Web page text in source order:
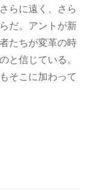
らに遠く、さら
だ。アントが新
たちが変革の時
と信じている。
そこに加わって